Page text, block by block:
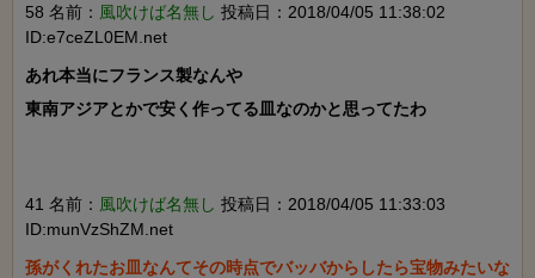
58 名前： 風吹けば名無し 投稿日：2018/04/05 11:38:02
ID:e7ceZL0EM.net
あれ本当にフランス製なんや
東南アジアとかで安く作ってる皿なのかと思ってたわ
41 名前： 風吹けば名無し 投稿日：2018/04/05 11:33:03
ID:munVzShZM.net
孫がくれたお皿なんてその時点でバッバからしたら宝物みたいな